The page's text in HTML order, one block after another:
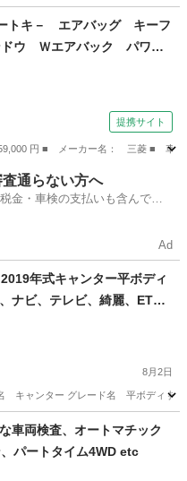
トキ－ エアバッグ キーフ
ウ Ｗエアバック パワー
衝突安全ボディ フルオ
止 （検10.8）
提携サイト
円 ■ メーカー名： 三菱 ■ 車
査通らない方へ
金・車検の支払いも含んでい
Ad
2019年式キャンター平ボディ
ナビ、テレビ、綺麗、ET
8月2日
キャンター グレード名 平ボディ
車両検査、オートマチック
パートタイム4WD etc